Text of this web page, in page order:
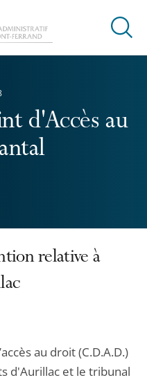
Ouvrir
d'Accès au
relative à
au droit (C.D.A.D.)
d'Aurillac et le tribunal